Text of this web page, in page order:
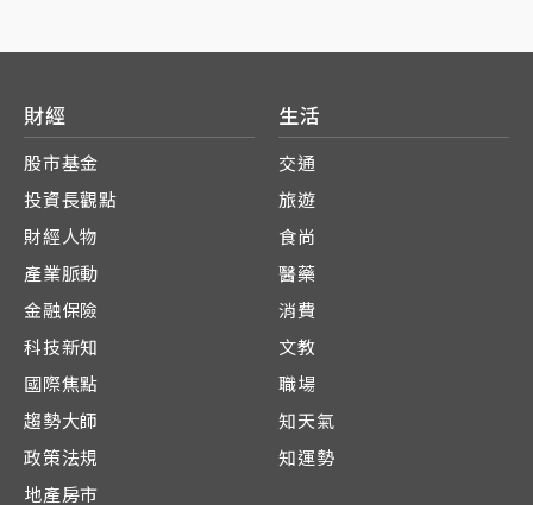
財經
股市基金
投資長觀點
財經人物
產業脈動
金融保險
科技新知
國際焦點
趨勢大師
政策法規
地產房市
生活
交通
旅遊
食尚
醫藥
消費
文教
職場
知天氣
知運勢